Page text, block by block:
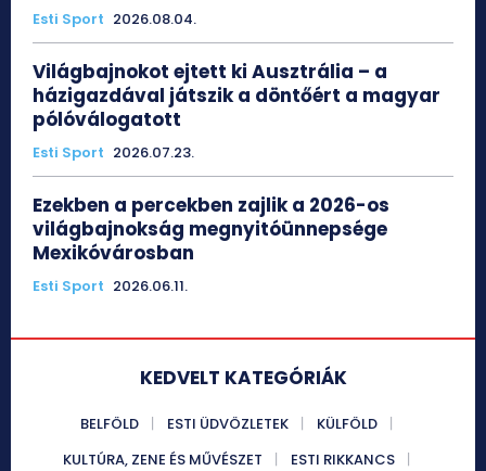
Esti Sport 2026.08.04.
Világbajnokot ejtett ki Ausztrália – a
házigazdával játszik a döntőért a magyar
pólóválogatott
Esti Sport 2026.07.23.
Ezekben a percekben zajlik a 2026-os
világbajnokság megnyitóünnepsége
Mexikóvárosban
Esti Sport 2026.06.11.
KEDVELT KATEGÓRIÁK
BELFÖLD ESTI ÜDVÖZLETEK
KÜLFÖLD
KULTÚRA, ZENE ÉS MŰVÉSZET
ESTI RIKKANCS